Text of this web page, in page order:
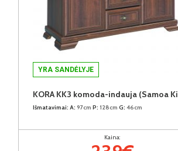
YRA SANDĖLYJE
KORA KK3 komoda-indauja (Samoa
Išmatavimai: A: 97cm P: 128cm G: 46cm
Kaina: